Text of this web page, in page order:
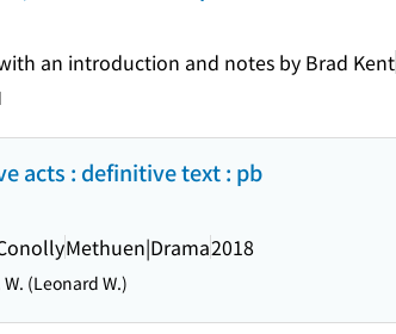
an introduction and notes by Brad Kent
acts : definitive text : pb
Methuen|Drama2018
(Leonard W.)